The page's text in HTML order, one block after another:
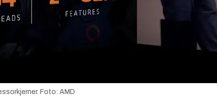
Foto: AMD